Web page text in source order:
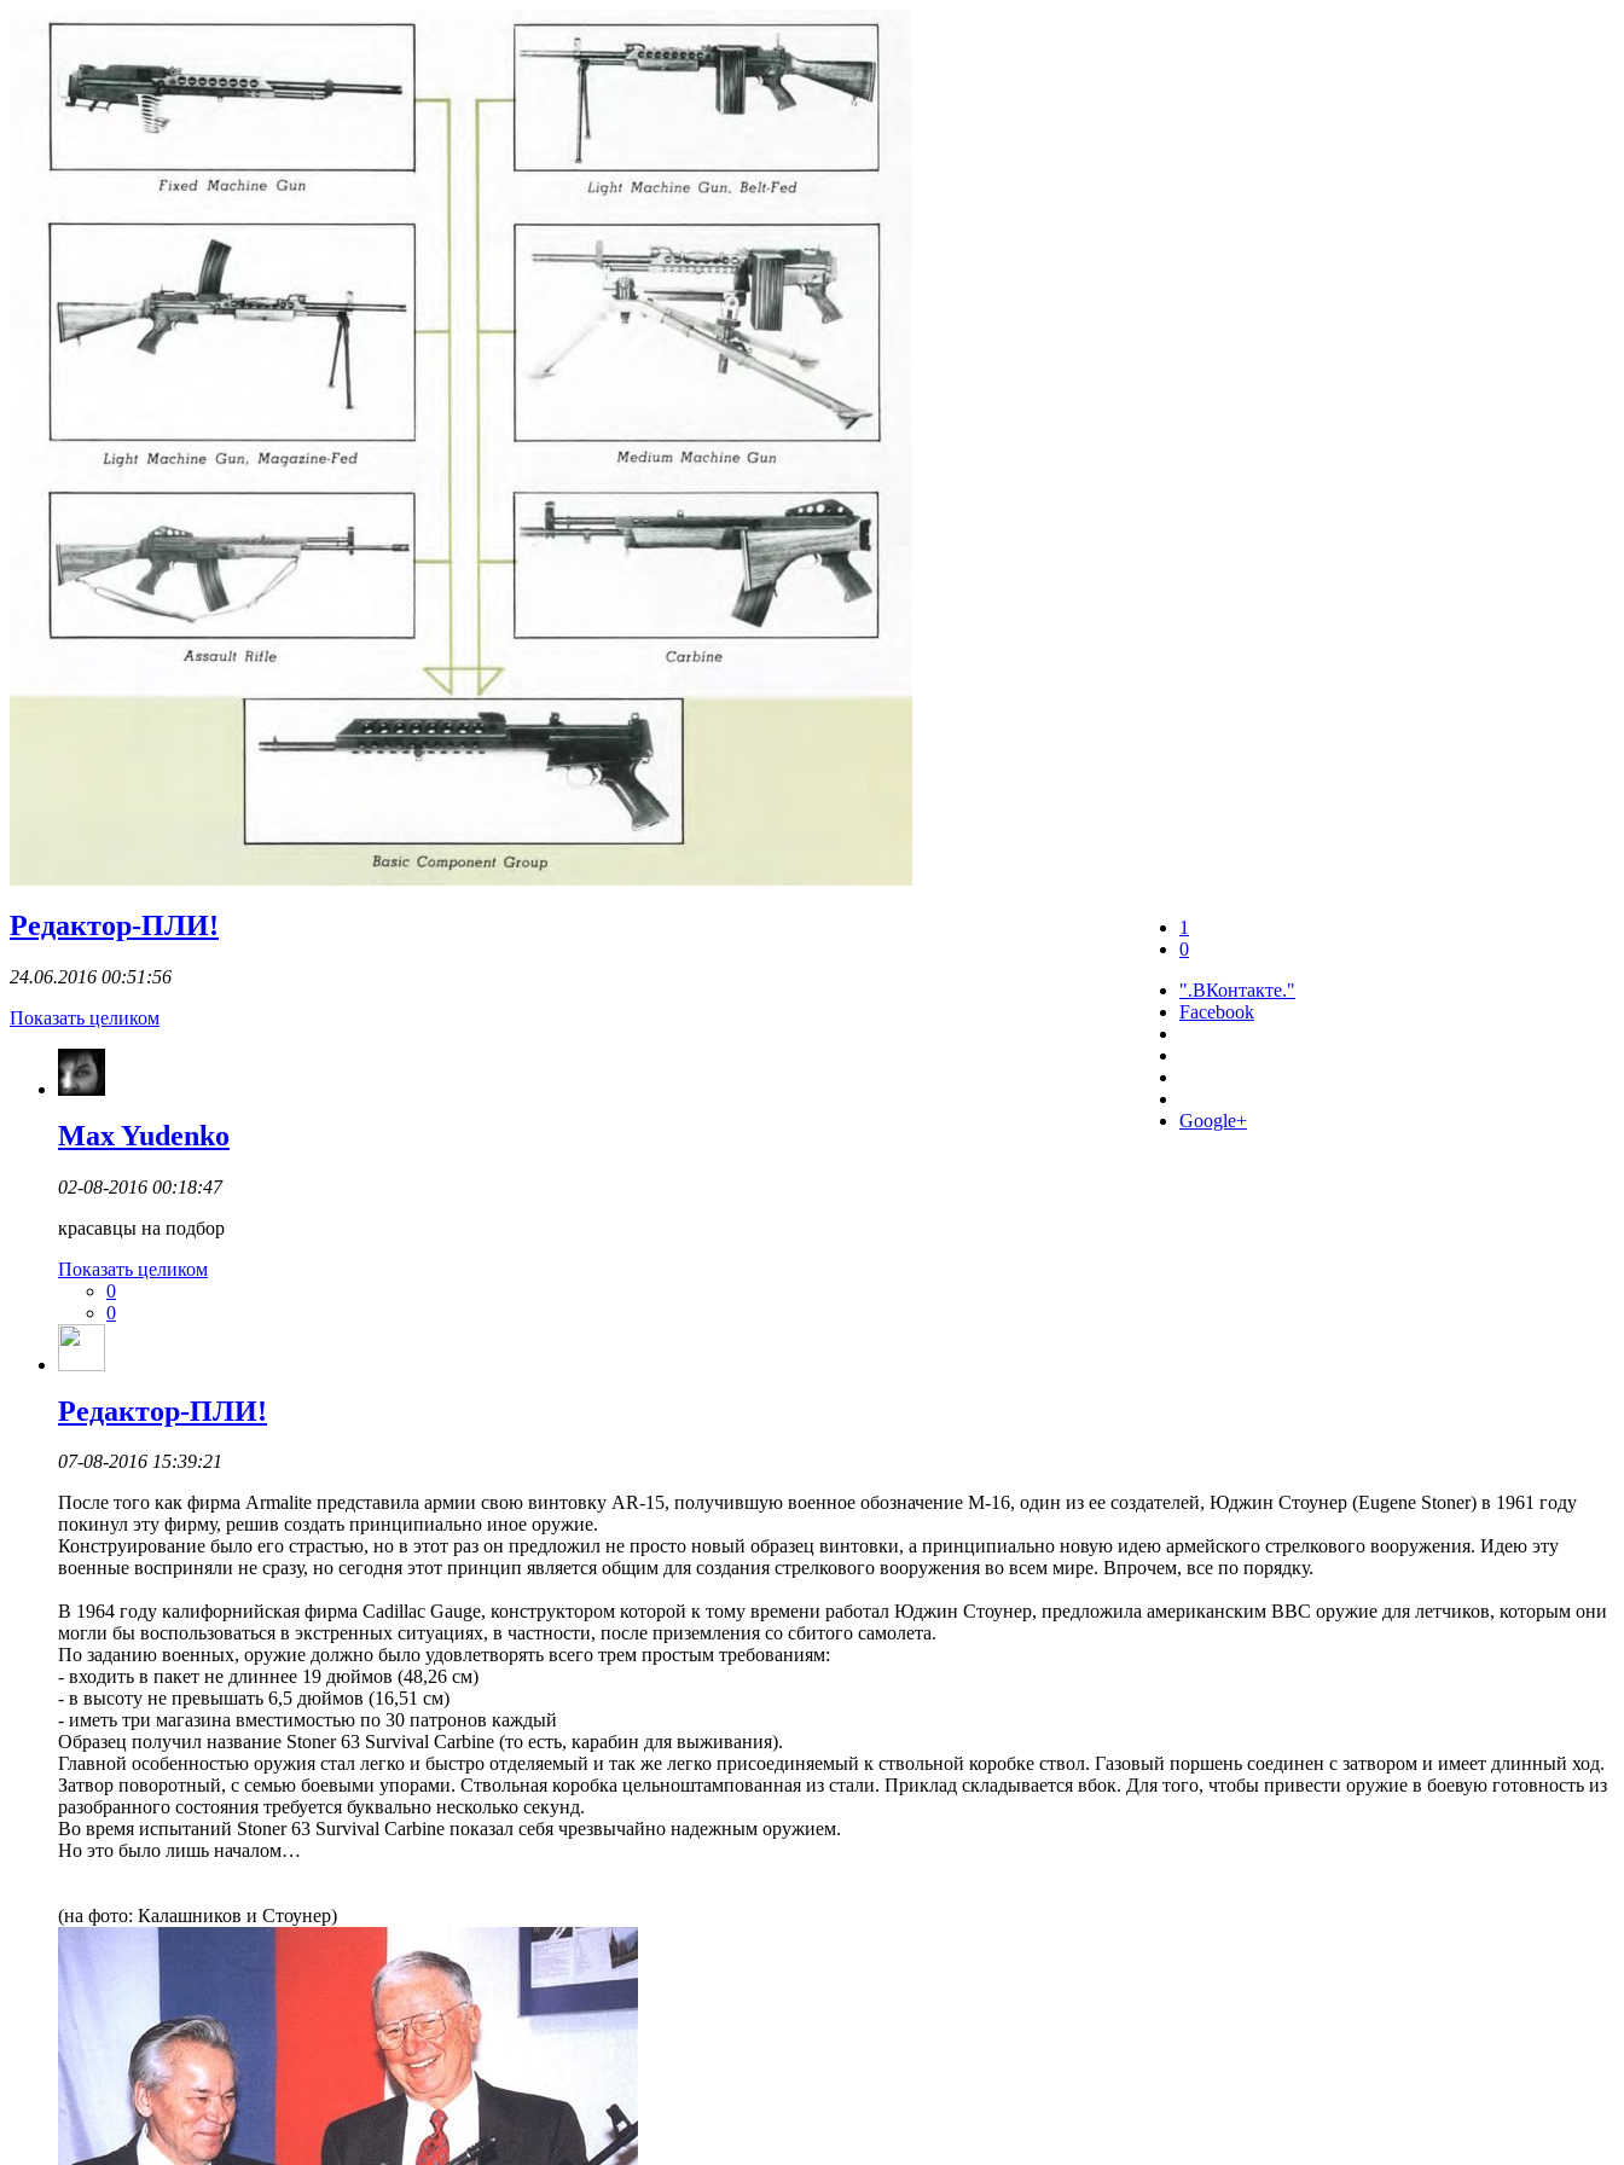
1
0
".ВКонтакте."
Facebook
Google+
Редактор-ПЛИ!
24.06.2016 00:51:56
Показать целиком
Max Yudenko
02-08-2016 00:18:47
красавцы на подбор
Показать целиком
0
0
Редактор-ПЛИ!
07-08-2016 15:39:21
После того как фирма Armalite представила армии свою винтовку AR-15, получившую военное обозначение М-16, один из ее создателей, Юджин Стоунер (Eugene Stoner) в 1961 году
покинул эту фирму, решив создать принципиально иное оружие.
Конструирование было его страстью, но в этот раз он предложил не просто новый образец винтовки, а принципиально новую идею армейского стрелкового вооружения. Идею эту
военные восприняли не сразу, но сегодня этот принцип является общим для создания стрелкового вооружения во всем мире. Впрочем, все по порядку.
В 1964 году калифорнийская фирма Cadillac Gauge, конструктором которой к тому времени работал Юджин Стоунер, предложила американским ВВС оружие для летчиков, которым они
могли бы воспользоваться в экстренных ситуациях, в частности, после приземления со сбитого самолета.
По заданию военных, оружие должно было удовлетворять всего трем простым требованиям:
- входить в пакет не длиннее 19 дюймов (48,26 см)
- в высоту не превышать 6,5 дюймов (16,51 см)
- иметь три магазина вместимостью по 30 патронов каждый
Образец получил название Stoner 63 Survival Carbine (то есть, карабин для выживания).
Главной особенностью оружия стал легко и быстро отделяемый и так же легко присоединяемый к ствольной коробке ствол. Газовый поршень соединен с затвором и имеет длинный ход.
Затвор поворотный, с семью боевыми упорами. Ствольная коробка цельноштампованная из стали. Приклад складывается вбок. Для того, чтобы привести оружие в боевую готовность из
разобранного состояния требуется буквально несколько секунд.
Во время испытаний Stoner 63 Survival Carbine показал себя чрезвычайно надежным оружием.
Но это было лишь началом…
(на фото: Калашников и Стоунер)